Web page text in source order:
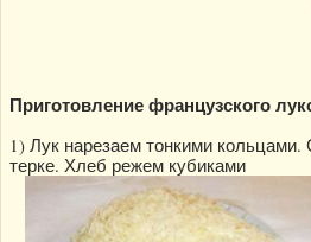
Приготовление французского
1) Лук нарезаем тонкими
терке. Хлеб режем кубиками